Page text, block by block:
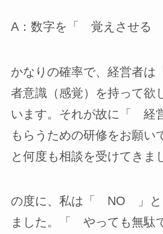
A：数字を「 覚えさせる
かなりの確率で、経営者
者意識（感覚）を持って
います。それが故に「 経
もらうための研修をお願い
と何度も相談を受けてきま
の度に、私は「 NO 」と
ました。「 やっても無駄